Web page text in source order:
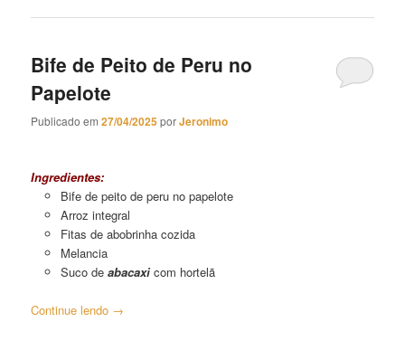
Bife de Peito de Peru no
Papelote
Publicado em27/04/2025porJeronimo
Ingredientes:
Bife de peito de peru no papelote
Arroz integral
Fitas de abobrinha cozida
Melancia
Suco de abacaxicom hortelã
Continue lendo →